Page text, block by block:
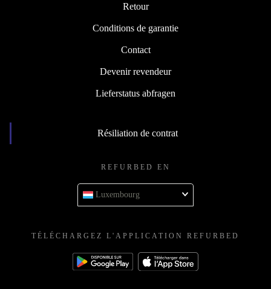
Retour
Conditions de garantie
Contact
Devenir revendeur
Lieferstatus abfragen
Résiliation de contrat
REFURBED EN
Luxembourg
TÉLÉCHARGEZ L'APPLICATION REFURBED